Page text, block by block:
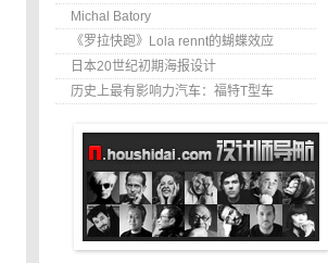
Michal Batory
《罗拉快跑》Lola rennt的蝴蝶效应
日本20世纪初期海报设计
历史上最有影响力汽车：福特T型车